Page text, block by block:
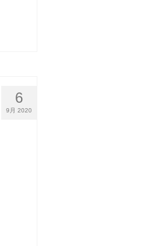
6
9月 2020